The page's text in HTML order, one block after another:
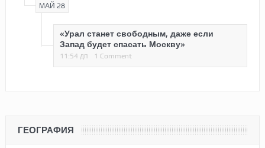
МАЙ 28
«Урал станет свободным, даже если
Запад будет спасать Москву»
11:54 дп 1 Comment
ГЕОГРАФИЯ